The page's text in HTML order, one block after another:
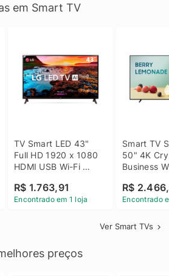
em Smart TV
TV Smart LED 43"
Full HD 1920 x 1080
HDMI USB Wi-Fi
43LM631C0SB LG
R$ 1.763,91
Encontrado em 1 loja
Smart TV
50" 4K
Business
R$
Encontrado
Ver Smart TVs
preços